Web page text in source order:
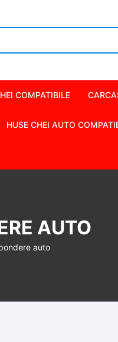
COMPATIBILE
HUSE CHEI AUTO
AUTO
auto